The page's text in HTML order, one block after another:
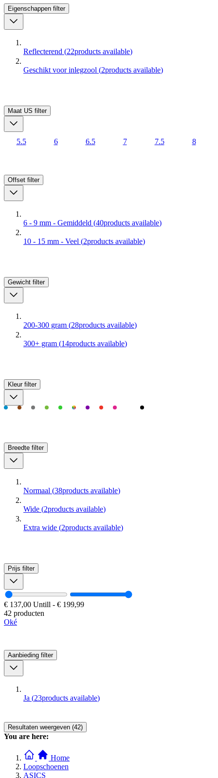
Eigenschappen filter
Reflecterend (22products available)
Geschikt voor inlegzool (2products available)
Maat US filter
5.5 6 6.5 7 7.5 8
Offset filter
6 - 9 mm - Gemiddeld (40products available)
10 - 15 mm - Veel (2products available)
Gewicht filter
200-300 gram (28products available)
300+ gram (14products available)
Kleur filter
Breedte filter
Normaal (38products available)
Wide (2products available)
Extra wide (2products available)
Prijs filter
€ 137,00 Untill - € 199,99
42 producten
Oké
Aanbieding filter
Ja (23products available)
Resultaten weergeven (42)
You are here:
Home
Loopschoenen
ASICS